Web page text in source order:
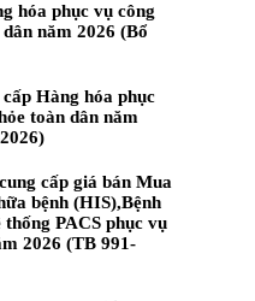
hóa phục vụ công
năm 2026 (Bổ
Hàng hóa phục
toàn dân năm
cấp giá bán Mua
bệnh (HIS),Bệnh
PACS phục vụ
2026 (TB 991-